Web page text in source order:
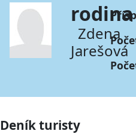
PRO TURISTY ›
MOJE TURISTIKA ›
rodina
Zdena
Jarešová
Deník turisty